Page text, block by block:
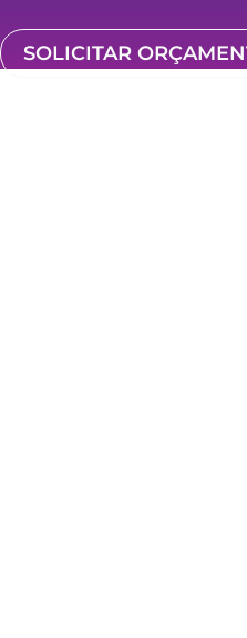
SOLICITAR